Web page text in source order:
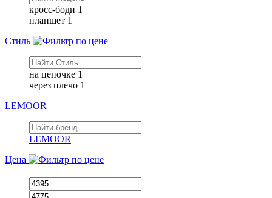
кросс-боди 1
планшет 1
Стиль
на цепочке 1
через плечо 1
LEMOOR
LEMOOR
Цена